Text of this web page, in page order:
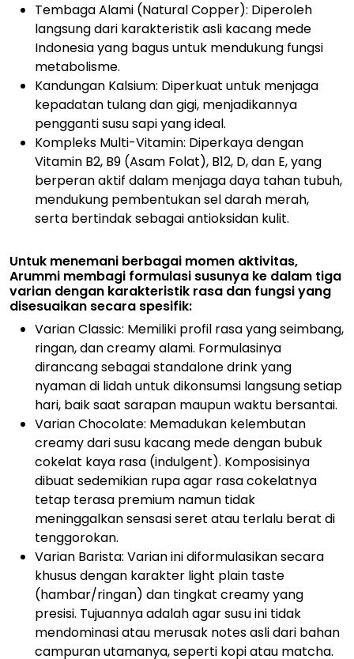
Tembaga Alami (Natural Copper): Diperoleh
langsung dari karakteristik asli kacang mede
Indonesia yang bagus untuk mendukung fungsi
metabolisme.
Kandungan Kalsium: Diperkuat untuk menjaga
kepadatan tulang dan gigi, menjadikannya
pengganti susu sapi yang ideal.
Kompleks Multi-Vitamin: Diperkaya dengan
Vitamin B2, B9 (Asam Folat), B12, D, dan E, yang
berperan aktif dalam menjaga daya tahan tubuh,
mendukung pembentukan sel darah merah,
serta bertindak sebagai antioksidan kulit.
Untuk menemani berbagai momen aktivitas,
Arummi membagi formulasi susunya ke dalam tiga
varian dengan karakteristik rasa dan fungsi yang
disesuaikan secara spesifik:
VarianClassic: Memiliki profil rasa yang seimbang,
ringan, dancreamyalami. Formulasinya
dirancang sebagaistandalone drinkyang
nyaman di lidah untuk dikonsumsi langsung setiap
hari, baik saat sarapan maupun waktu bersantai.
VarianChocolate: Memadukan kelembutan
creamydari susu kacang mede dengan bubuk
cokelat kaya rasa (indulgent). Komposisinya
dibuat sedemikian rupa agar rasa cokelatnya
tetap terasa premium namun tidak
meninggalkan sensasi seret atau terlalu berat di
tenggorokan.
Varian Barista: Varian ini diformulasikan secara
khusus dengan karakter light plain taste
(hambar/ringan) dan tingkat creamyyang
presisi. Tujuannya adalah agar susu ini tidak
mendominasi atau merusak notes asli dari bahan
campuran utamanya, seperti kopi atau matcha.